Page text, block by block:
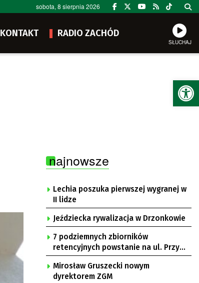
sobota, 8 sierpnia 2026
KONTAKT RADIO ZACHÓD
SŁUCHAJ
najnowsze
Lechia poszuka pierwszej wygranej w
II lidze
Jeździecka rywalizacja w Drzonkowie
7 podziemnych zbiorników
retencyjnych powstanie na ul. Przy
Gazowni
Mirosław Gruszecki nowym
dyrektorem ZGM